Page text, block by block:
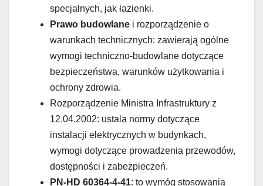
specjalnych, jak łazienki.
Prawo budowlane i rozporządzenie o
warunkach technicznych: zawierają ogólne
wymogi techniczno-budowlane dotyczące
bezpieczeństwa, warunków użytkowania i
ochrony zdrowia.
Rozporządzenie Ministra Infrastruktury z
12.04.2002: ustala normy dotyczące
instalacji elektrycznych w budynkach,
wymogi dotyczące prowadzenia przewodów,
dostępności i zabezpieczeń.
PN-HD 60364-4-41: to wymóg stosowania